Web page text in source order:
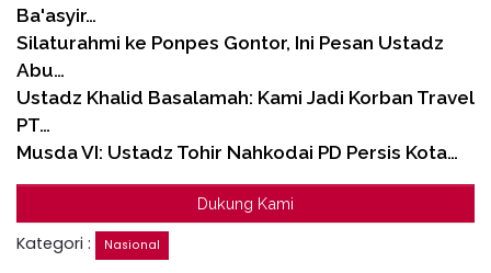
Ba'asyir…
Silaturahmi ke Ponpes Gontor, Ini Pesan Ustadz
Abu…
Ustadz Khalid Basalamah: Kami Jadi Korban Travel
PT…
Musda VI: Ustadz Tohir Nahkodai PD Persis Kota…
Dukung Kami
Kategori : Nasional